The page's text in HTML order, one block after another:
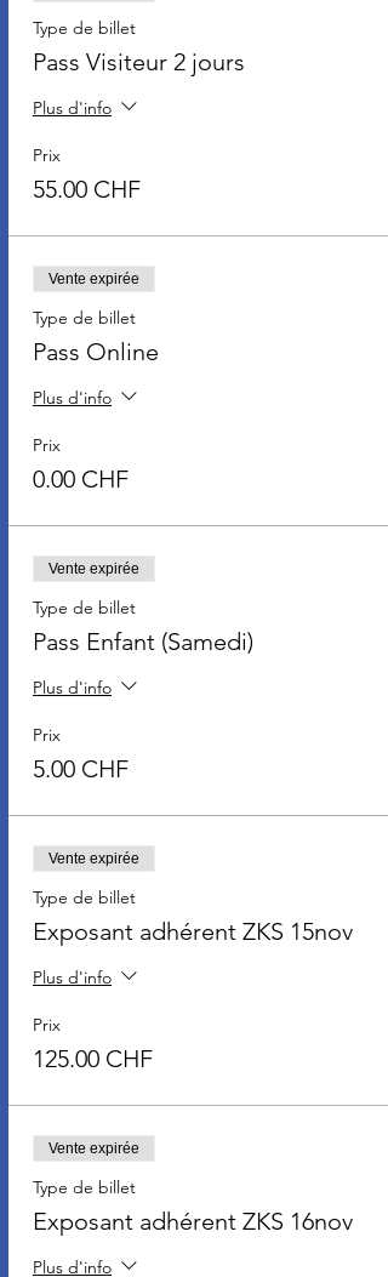
Type de billet
Pass Visiteur 2 jours
Plus d'info
Prix
55.00 CHF
Vente expirée
Type de billet
Pass Online
Plus d'info
Prix
0.00 CHF
Vente expirée
Type de billet
Pass Enfant (Samedi)
Plus d'info
Prix
5.00 CHF
Vente expirée
Type de billet
Exposant adhérent ZKS 15nov
Plus d'info
Prix
125.00 CHF
Vente expirée
Type de billet
Exposant adhérent ZKS 16nov
Plus d'info